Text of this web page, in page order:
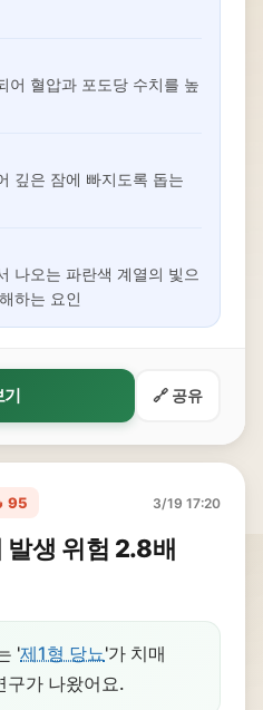
어 혈압과 포도당 수치를 높
깊은 잠에 빠지도록 돕는
나오는 파란색 계열의 빛으
하는 요인
기 🔗 공유
95 3/19 17:20
발생 위험 2.8배
'제1형 당뇨'가 치매
구가 나왔어요.